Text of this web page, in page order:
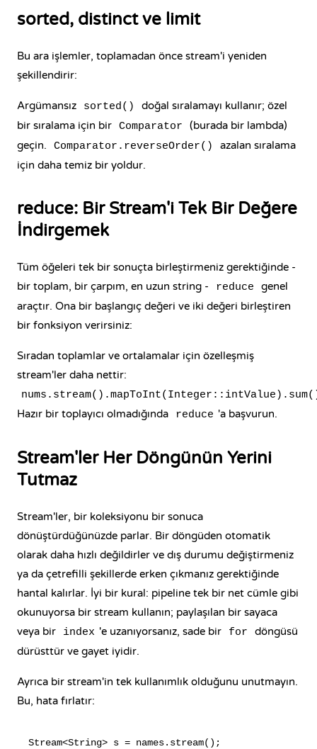
sorted, distinct ve limit
Bu ara işlemler, toplamadan önce stream'i yeniden
şekillendirir:
Argümansız sorted()
doğal sıralamayı kullanır; özel
bir sıralama için bir Comparator
(burada bir lambda)
geçin.
Comparator.reverseOrder()
azalan sıralama
için daha temiz bir yoldur.
reduce: Bir Stream'i Tek Bir Değere
İndirgemek
Tüm öğeleri tek bir sonuçta birleştirmeniz gerektiğinde -
bir toplam, bir çarpım, en uzun string -
reduce
genel
araçtır. Ona bir başlangıç değeri ve iki değeri birleştiren
bir fonksiyon verirsiniz:
Sıradan toplamlar ve ortalamalar için özelleşmiş
stream'ler daha nettir:
Hazır bir toplayıcı olmadığında reduce 'a başvurun.
Stream'ler Her Döngünün Yerini
Tutmaz
Stream'ler, bir koleksiyonu bir sonuca
dönüştürdüğünüzde parlar. Bir döngüden otomatik
olarak daha hızlı değildirler ve dış durumu değiştirmeniz
ya da çetrefilli şekillerde erken çıkmanız gerektiğinde
hantal kalırlar. İyi bir kural: pipeline tek bir net cümle gibi
okunuyorsa bir stream kullanın; paylaşılan bir sayaca
veya bir
index 'e uzanıyorsanız, sade bir for
döngüsü
dürüsttür ve gayet iyidir.
Ayrıca bir stream'in tek kullanımlık olduğunu unutmayın.
Bu, hata fırlatır:
Stream<String> s = names.stream();